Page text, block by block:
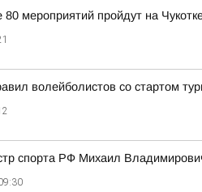
80 мероприятий пройдут на
волейболистов со стартом
спорта РФ Михаил